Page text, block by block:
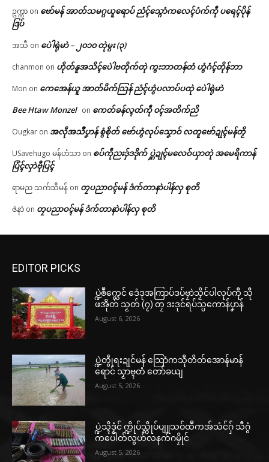
ဥက္ကာ on ဗော်မန် အာတ်သမဂ္ဂယူရောပ် ညံၚ်သ္ဂောံကလေၚ်ပံက်ကဵု ပရေၚ်ပိုန်
ဒြပ်
အသီ on ပေဲါရုဲမာဲ – ၂၀၁၀ တုဲမ္ဂး (၃)
chanmon on ဟိုတ်နူအသိၚ်ပေဲါဗတိုက်တုဲ ကွးဘာတန်တံ ဟွံဂံၚ်တိုန်ဘာ
Mon on ကေအေန်ယူ အာတ်မိက်သြန် ညံၚ်ဟွံပလာပ်ပထုဲ ပေဲါရုဲမာဲ
Bee Htaw Monzel on ကေတ်ခန်လ္ၚတ်ကဵု ၀ၚ်အတိက်ညိ
Ougkar on အလဵုအသဳပၞာန် စွံစိုတ် ဗော်ဟွံလုပ်သၞောဝ် လတူဗော်ဍုၚ်မန်တၟိ
USavehugo မန်ဟံသာ on စပ်ကဵုညးဒှ်ဒဒိုက် ပ္ဋဲဍုၚ်မလေဝ်ယှာတုဲ အမေရိကာန်
ပြံၚ်လှာဲဗီုပြၚ်
ရာမည သက်သီမန် on တၠပညာဝၚ်မန် ဒံက်တာနာဲပါန်လှ စုတိ
ဇဲနာဲ on တၠပညာဝၚ်မန် ဒံက်တာနာဲပါန်လှ စုတိ
EDITOR PICKS
ပ္ဍဲၜဳက္လေင် ဒေံဒုအကြာပ်ဒပ်ဗၠာဲသၟိင်ပါလုပ်ကီု သီု
ဖအိုတ် သၟတ် (၇) တၠ ဒးဒုင်ရပ်သ္ပကောန်ပၞာန်
August 6, 2026
ပ္ဍဲတွဵုရးဍုင်မန် သြောံကသီုတိတ်အောန်မာန်
ရောင် သၟာဗ္ၚတံ တော်ခယျ
August 5, 2026
ပ္ဍဲသ္ၚိဒၟံင် က္ဍိုပ်သ္ကိုပ်ပျူသဝ်ထဳကအ်သံင်ဂှ် သီဂွံ
ကပေါတ်လွဟ်လနက်ဂမၠိုင်
August 5, 2026